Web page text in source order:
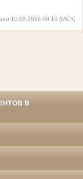
10.06.2026 09:19 (МСК)
В